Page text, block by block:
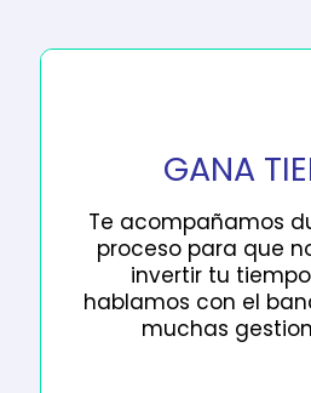
GANA
Te acompañamos
proceso para que
invertir tu
hablamos con el
muchas